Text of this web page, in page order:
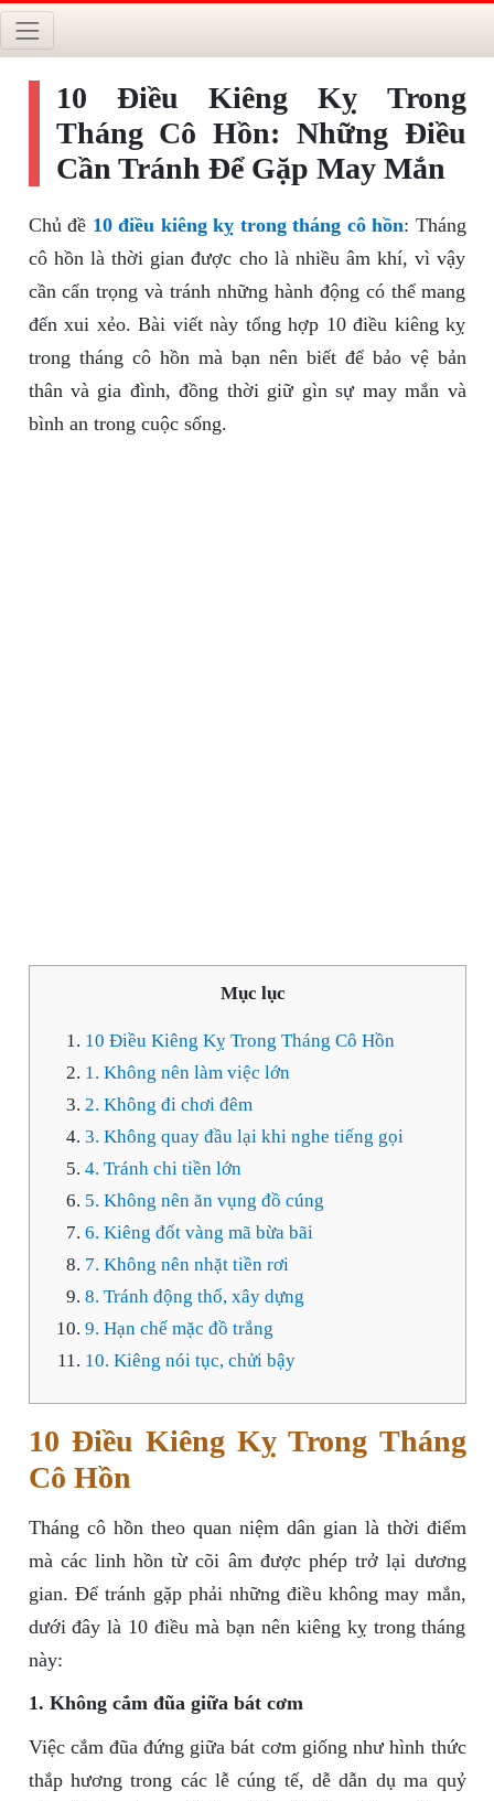
10 Điều Kiêng Kỵ Trong
Tháng Cô Hồn: Những Điều
Cần Tránh Để Gặp May Mắn
Chủ đề 10 điều kiêng kỵ trong tháng cô hồn: Tháng
cô hồn là thời gian được cho là nhiều âm khí, vì vậy
cần cẩn trọng và tránh những hành động có thể mang
đến xui xẻo. Bài viết này tổng hợp 10 điều kiêng kỵ
trong tháng cô hồn mà bạn nên biết để bảo vệ bản
thân và gia đình, đồng thời giữ gìn sự may mắn và
bình an trong cuộc sống.
Mục lục
10 Điều Kiêng Kỵ Trong Tháng Cô Hồn
1. Không nên làm việc lớn
2. Không đi chơi đêm
3. Không quay đầu lại khi nghe tiếng gọi
4. Tránh chi tiền lớn
5. Không nên ăn vụng đồ cúng
6. Kiêng đốt vàng mã bừa bãi
7. Không nên nhặt tiền rơi
8. Tránh động thổ, xây dựng
9. Hạn chế mặc đồ trắng
10. Kiêng nói tục, chửi bậy
10 Điều Kiêng Kỵ Trong Tháng
Cô Hồn
Tháng cô hồn theo quan niệm dân gian là thời điểm
mà các linh hồn từ cõi âm được phép trở lại dương
gian. Để tránh gặp phải những điều không may mắn,
dưới đây là 10 điều mà bạn nên kiêng kỵ trong tháng
này:
1. Không cắm đũa giữa bát cơm
Việc cắm đũa đứng giữa bát cơm giống như hình thức
thắp hương trong các lễ cúng tế, dễ dẫn dụ ma quỷ